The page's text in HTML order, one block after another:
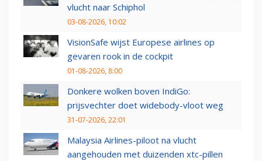
vlucht naar Schiphol
03-08-2026, 10:02
VisionSafe wijst Europese airlines op
gevaren rook in de cockpit
01-08-2026, 8:00
Donkere wolken boven IndiGo:
prijsvechter doet widebody-vloot weg
31-07-2026, 22:01
Malaysia Airlines-piloot na vlucht
aangehouden met duizenden xtc-pillen